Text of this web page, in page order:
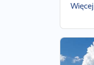
Więcej